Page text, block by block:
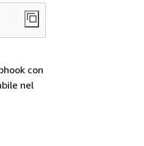
con
nel